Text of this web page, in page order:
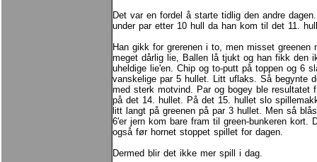
Det var en fordel å starte tidlig den andre
under par etter 10 hull da han kom til det 11.
Han gikk for grerenen i to, men misset greenen
meget dårlig lie, Ballen lå tjukt og han fikk den
uheldige lie'en. Chip og to-putt på toppen og 6
vanskelige par 5 hullet. Litt uflaks. Så begynte
med sterk motvind. Par og bogey ble resultatet
på det 14. hullet. På det 15. hullet slo
litt langt på greenen på par 3 hullet. Men så
6'er jern kom bare fram til green-bunkeren kort.
også før hornet stoppet spillet for dagen.
Dermed blir det ikke mer spill i dag.